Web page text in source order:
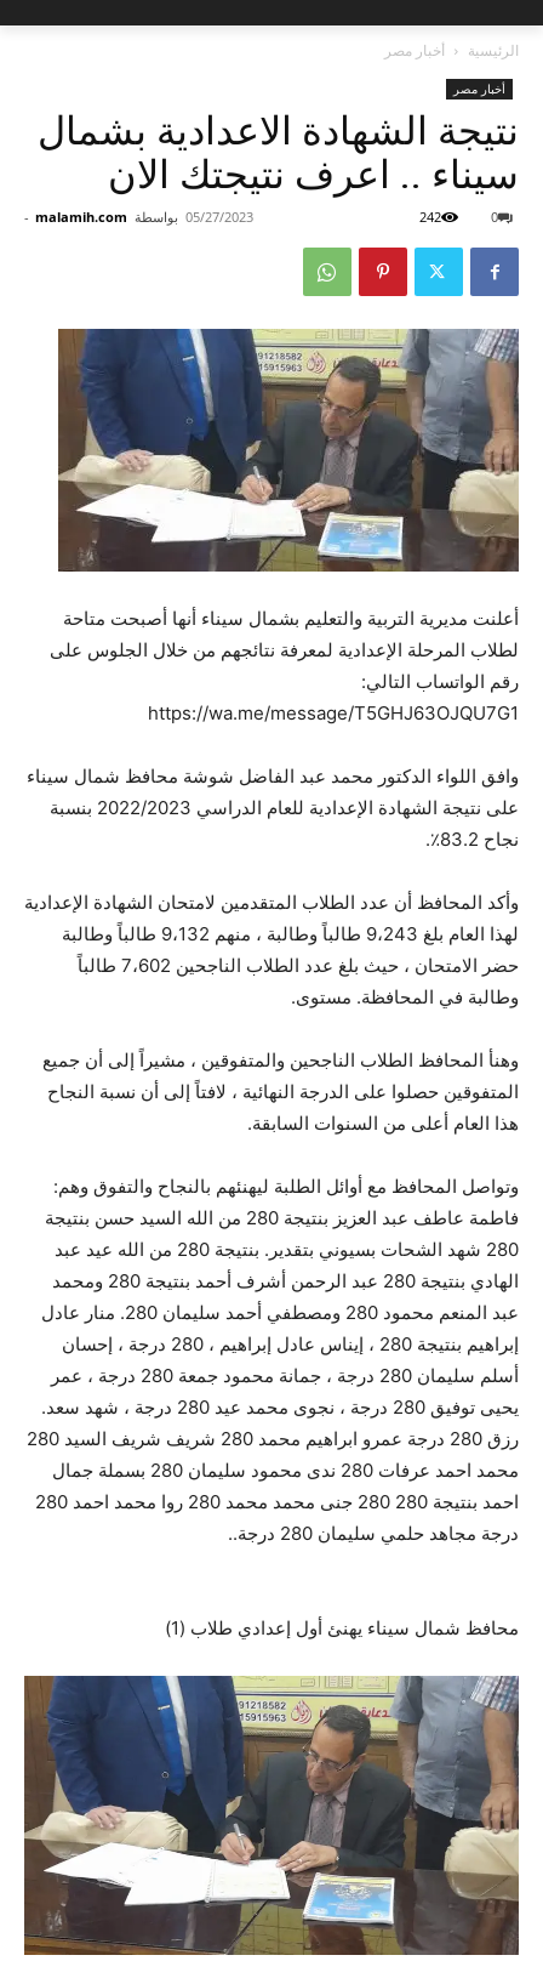
الرئيسية أخبار مصر
أخبار مصر
نتيجة الشهادة الاعدادية بشمال
سيناء .. اعرف نتيجتك الان
بواسطة malamih.com
- 05/27/2023 0
242
أعلنت مديرية التربية والتعليم بشمال سيناء أنها أصبحت متاحة
لطلاب المرحلة الإعدادية لمعرفة نتائجهم من خلال الجلوس على
رقم الواتساب التالي:
https://wa.me/message/T5GHJ63OJQU7G1
وافق اللواء الدكتور محمد عبد الفاضل شوشة محافظ شمال سيناء
على نتيجة الشهادة الإعدادية للعام الدراسي 2022/2023 بنسبة
نجاح 83.2٪.
وأكد المحافظ أن عدد الطلاب المتقدمين لامتحان الشهادة الإعدادية
لهذا العام بلغ 9،243 طالباً وطالبة ، منهم 9،132 طالباً وطالبة
حضر الامتحان ، حيث بلغ عدد الطلاب الناجحين 7،602 طالباً
وطالبة في المحافظة. مستوى.
وهنأ المحافظ الطلاب الناجحين والمتفوقين ، مشيراً إلى أن جميع
المتفوقين حصلوا على الدرجة النهائية ، لافتاً إلى أن نسبة النجاح
هذا العام أعلى من السنوات السابقة.
وتواصل المحافظ مع أوائل الطلبة ليهنئهم بالنجاح والتفوق وهم:
فاطمة عاطف عبد العزيز بنتيجة 280 من الله السيد حسن بنتيجة
280 شهد الشحات بسيوني بتقدير. بنتيجة 280 من الله عيد عبد
الهادي بنتيجة 280 عبد الرحمن أشرف أحمد بنتيجة 280 ومحمد
عبد المنعم محمود 280 ومصطفي أحمد سليمان 280. منار عادل
إبراهيم بنتيجة 280 ، إيناس عادل إبراهيم ، 280 درجة ، إحسان
أسلم سليمان 280 درجة ، جمانة محمود جمعة 280 درجة ، عمر
يحيى توفيق 280 درجة ، نجوى محمد عيد 280 درجة ، شهد سعد.
رزق 280 درجة عمرو ابراهيم محمد 280 شريف شريف السيد 280
محمد احمد عرفات 280 ندى محمود سليمان 280 بسملة جمال
احمد بنتيجة 280 280 جنى محمد محمد 280 روا محمد احمد 280
درجة مجاهد حلمي سليمان 280 درجة.
.
محافظ شمال سيناء يهنئ أول إعدادي طلاب (1)